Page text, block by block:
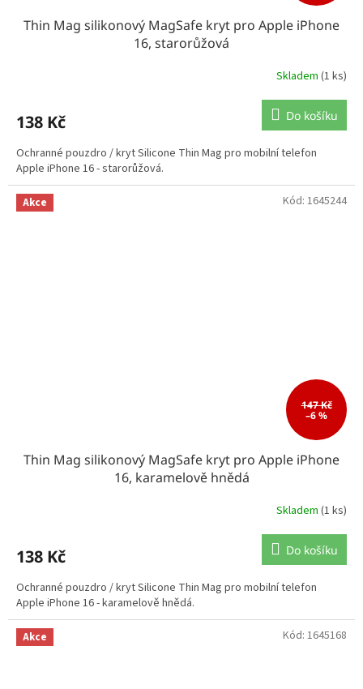
Thin Mag silikonový MagSafe kryt pro Apple iPhone
16, starorůžová
Skladem (1 ks)
138 Kč Do košíku
Ochranné pouzdro / kryt Silicone Thin Mag pro mobilní telefon
Apple iPhone 16 - starorůžová.
Akce
147 Kč
–6 %
Thin Mag silikonový MagSafe kryt pro Apple iPhone
16, karamelově hnědá
Skladem (1 ks)
138 Kč Do košíku
Ochranné pouzdro / kryt Silicone Thin Mag pro mobilní telefon
Apple iPhone 16 - karamelově hnědá.
Kód: 1645244
Akce Kód: 1645168